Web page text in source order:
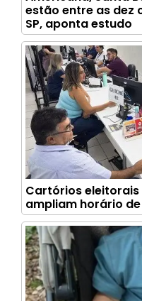
estão entre as dez
SP, aponta estudo
Cartórios
ampliam horário